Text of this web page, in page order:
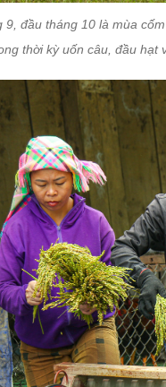
9, đầu tháng 10 là mùa
thời kỳ uốn câu, đầu